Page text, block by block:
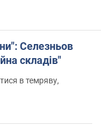
Селезньов
складів"
в темряву,